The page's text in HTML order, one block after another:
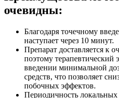
очевидны:
Благодаря точечному
наступает через 10 минут.
Препарат доставляется к
поэтому терапевтический
введении минимальной
средств, что позволяет
побочных эффектов.
Периодичность